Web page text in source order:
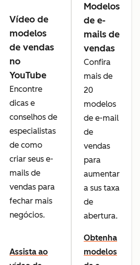
Vídeo de
modelos
de vendas
no
YouTube
Encontre
dicas e
conselhos de
especialistas
de como
criar seus e-
mails de
vendas para
fechar mais
negócios.
Assista ao
Modelos
de e-
mails de
vendas
Confira
mais de
20
modelos
de e-mail
de
vendas
para
aumentar
a sus taxa
de
abertura.
Obtenha
modelos